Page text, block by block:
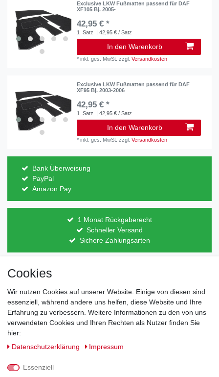
Exclusive LKW Fußmatten passend für DAF
XF105 Bj. 2005-
42,95 € *
1 Satz | 42,95 € / Satz
In den Warenkorb
*inkl. ges. MwSt. zzgl.Versandkosten
Exclusive LKW Fußmatten passend für DAF
XF95 Bj. 2003-2006
42,95 € *
1 Satz | 42,95 € / Satz
In den Warenkorb
*inkl. ges. MwSt. zzgl.Versandkosten
Bank Überweisung
PayPal
Amazon Pay
1 Monat Rückgaberecht
Schneller Versand
Sichere Zahlungsarten
Direkt vom Hersteller
Lagerware
Barrierefreiheitserklärung
Cookies
Wir nutzen Cookies auf unserer Website. Einige von diesen sind
essenziell, während andere uns helfen, diese Website und Ihre
Erfahrung zu verbessern. Weitere Informationen zu den von uns
verwendeten Cookies und Ihren Rechten als Nutzer finden Sie
hier:
Daten­schutz­erklärung
Impressum
Essenziell